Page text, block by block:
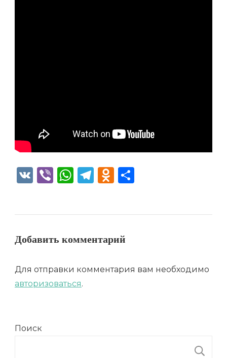
VK ViberWhatsApp
Telegram
Odnoklassniki
Добавить комментарий
Для отправки комментария вам необходимо
авторизоваться.
Поиск